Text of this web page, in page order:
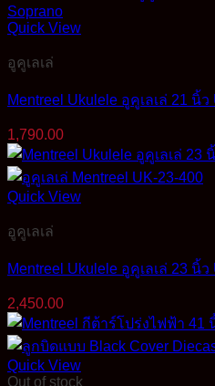
Quick View
อูคูเลเล่
Mentreel Ukulele อูคูเลเล่ 21 นิ้ว
1,790.00
Quick View
อูคูเลเล่
Mentreel Ukulele อูคูเลเล่ 23 นิ้
2,450.00
Quick View
Out of stock